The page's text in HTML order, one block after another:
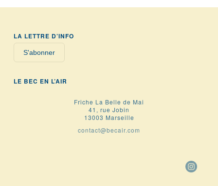
LA LETTRE D’INFO
S'abonner
LE BEC EN L’AIR
Friche La Belle de Mai
41, rue Jobin
13003 Marseille
contact@becair.com